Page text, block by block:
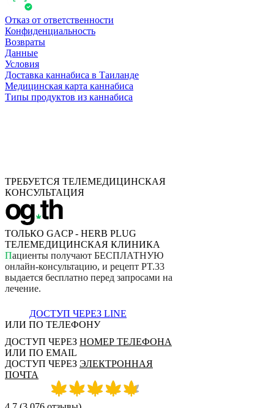
Отказ от ответственности
Конфиденциальность
Возвраты
Данные
Условия
Доставка каннабиса в Таиланде
Медицинская карта каннабиса
Типы продуктов из каннабиса
ТРЕБУЕТСЯ ТЕЛЕМЕДИЦИНСКАЯ
КОНСУЛЬТАЦИЯ
ТОЛЬКО GACP - HERB PLUG
ТЕЛЕМЕДИЦИНСКАЯ КЛИНИКА
Пациенты получают БЕСПЛАТНУЮ
онлайн-консультацию, и рецепт PT.33
выдается бесплатно перед запросами на
лечение.
ДОСТУП ЧЕРЕЗ LINE
ИЛИ ПО ТЕЛЕФОНУ
ДОСТУП ЧЕРЕЗ НОМЕР ТЕЛЕФОНА
ИЛИ ПО EMAIL
ДОСТУП ЧЕРЕЗ ЭЛЕКТРОННАЯ
ПОЧТА